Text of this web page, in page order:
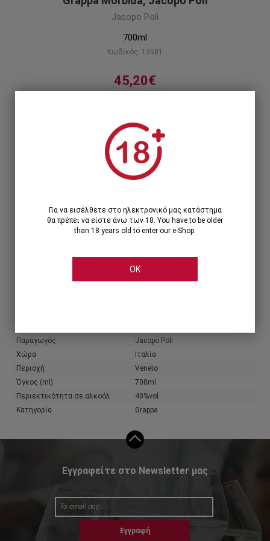
Jacopo Poli
700ml
Κωδικός: 13581
45,20€
Περιγραφή προϊόντος
45,20€
Share
Παραγωγός
Jacopo Poli
Χώρα
Ιταλία
Περιοχή
Veneto
Όγκος (ml)
700ml
Περιεκτικότητα σε αλκοόλ
40%vol
Κατηγορία
Grappa
Εγγραφείτε στο Newsletter μας
Εγγραφή
Για να εισέλθετε στο ηλεκτρονικό μας κατάστημα
θα πρέπει να είστε άνω των 18. You have to be older
than 18 years old to enter our e-Shop.
OK